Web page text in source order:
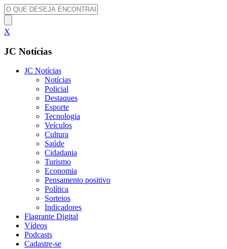
X
JC Notícias
JC Notícias
Notícias
Policial
Destaques
Esporte
Tecnologia
Veículos
Cultura
Saúde
Cidadania
Turismo
Economia
Pensamento positivo
Política
Sorteios
Indicadores
Flagrante Digital
Vídeos
Podcasts
Cadastre-se